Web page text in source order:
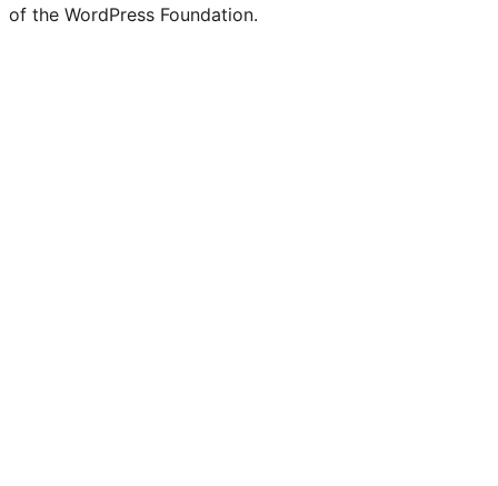
of the WordPress Foundation.